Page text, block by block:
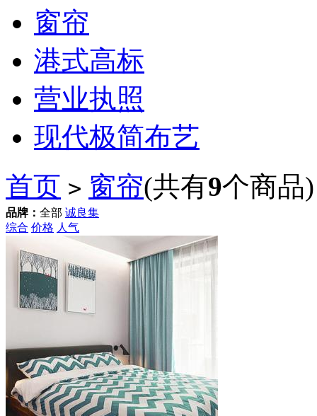
窗帘
港式高标
营业执照
现代极简布艺
首页 > 窗帘(共有9个商品)
品牌： 全部 诚良集
综合 价格 人气